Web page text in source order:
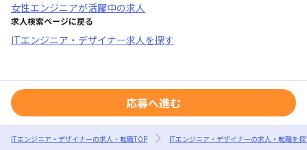
女性エンジニアが活躍中の求人
求人検索ページに戻る
ITエンジニア・デザイナー求人を探す
応募へ進む
ITエンジニア・デザイナーの求人・転職TOP ITエンジニア・デザイナーの求人・転職を